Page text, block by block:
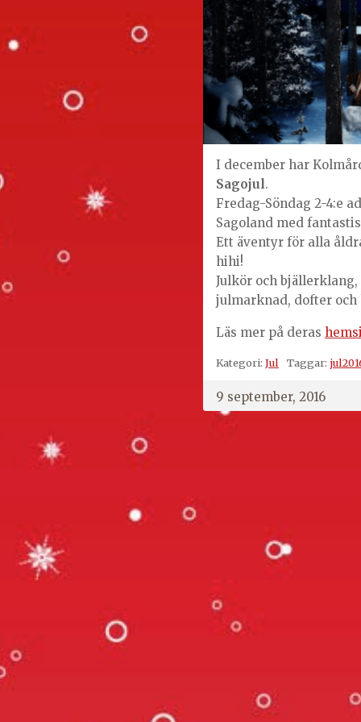
I december har
Sagojul.
Fredag-Söndag 2-4:e
Sagoland med
Ett äventyr för alla
hihi!
Julkör och
julmarknad, dofter och
Läs mer på deras
Kategori: Jul Taggar:
9 september, 2016